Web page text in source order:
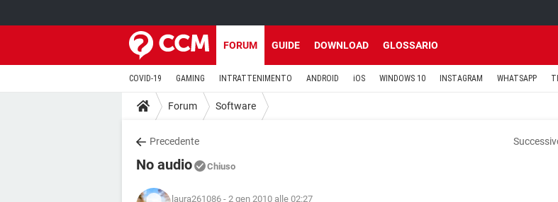
FORUM GUIDE DOWNLOAD GLOSSARIO
COVID-19 GAMING INTRATTENIMENTO ANDROID iOS WINDOWS 10 INSTAGRAM WHATSAPP
Forum Software
Precedente
No audio Chiuso
laura261086 - 2 gen 2010 alle 02:27